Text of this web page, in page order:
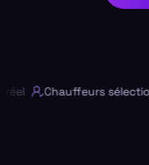
Chauffeurs